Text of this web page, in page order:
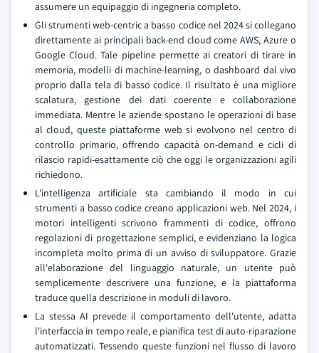
assumere un equipaggio di ingegneria completo.
Gli strumenti web-centric a basso codice nel 2024 si collegano
direttamente ai principali back-end cloud come AWS, Azure o
Google Cloud. Tale pipeline permette ai creatori di tirare in
memoria, modelli di machine-learning, o dashboard dal vivo
proprio dalla tela di basso codice. Il risultato è una migliore
scalatura, gestione dei dati coerente e collaborazione
immediata. Mentre le aziende spostano le operazioni di base
al cloud, queste piattaforme web si evolvono nel centro di
controllo primario, offrendo capacità on-demand e cicli di
rilascio rapidi-esattamente ciò che oggi le organizzazioni agili
richiedono.
L'intelligenza artificiale sta cambiando il modo in cui
strumenti a basso codice creano applicazioni web. Nel 2024, i
motori intelligenti scrivono frammenti di codice, offrono
regolazioni di progettazione semplici, e evidenziano la logica
incompleta molto prima di un avviso di sviluppatore. Grazie
all'elaborazione del linguaggio naturale, un utente può
semplicemente descrivere una funzione, e la piattaforma
traduce quella descrizione in moduli di lavoro.
La stessa AI prevede il comportamento dell'utente, adatta
l'interfaccia in tempo reale, e pianifica test di auto-riparazione
automatizzati. Tessendo queste funzioni nel flusso di lavoro